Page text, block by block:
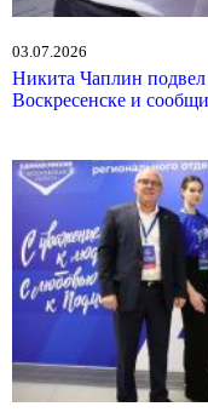
03.07.2026
Никита Чаплин
Воскресенске и